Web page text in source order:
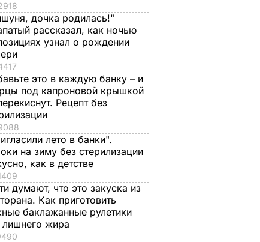
дочка родилась!"
рассказал, как ночью
узнал о рождении
это в каждую банку – и
под капроновой крышкой
Рецепт без
лето в банки".
на зиму без стерилизации
как в детстве
думают, что это закуска из
Как приготовить
баклажанные рулетики
лишнего жира